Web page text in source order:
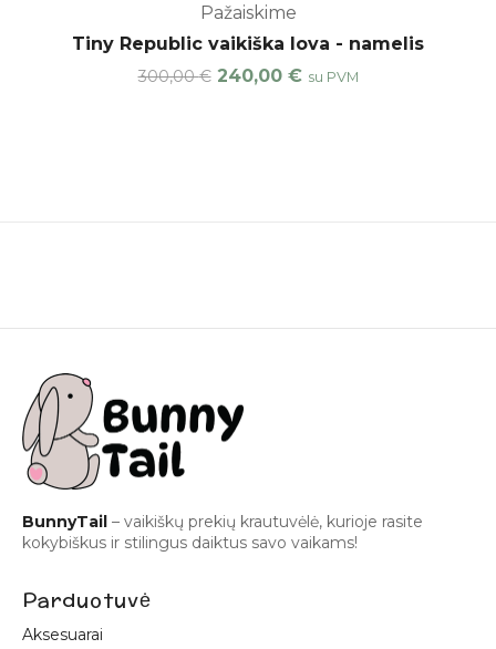
Pažaiskime
Tiny Republic vaikiška lova - namelis
300,00€ 240,00 € su PVM
BunnyTail – vaikiškų prekių krautuvėlė, kurioje rasite
kokybiškus ir stilingus daiktus savo vaikams!
Parduotuvė
Aksesuarai